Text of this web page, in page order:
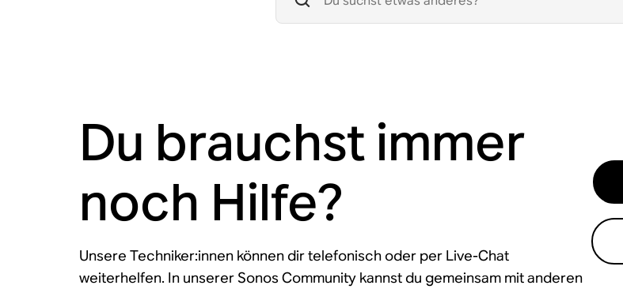
Du brauchst immer
noch Hilfe?
Unsere Techniker:innen können dir telefonisch oder per Live-Chat
weiterhelfen. In unserer Sonos Community kannst du gemeinsam mit anderen